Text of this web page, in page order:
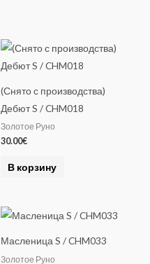
(Снято с производства)
Дебют S / CHM018
Золотое Руно
30.00€
В корзину
Масленица S / CHM033
Золотое Руно